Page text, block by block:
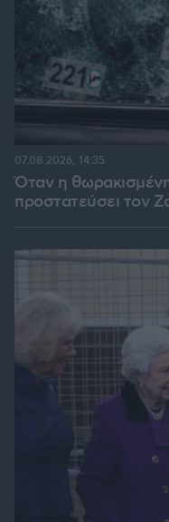
Όταν η
προστατεύσει τον
07.08.2026, 14:35